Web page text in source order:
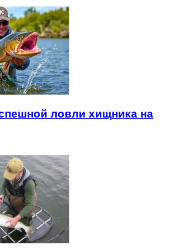
ловли хищника на